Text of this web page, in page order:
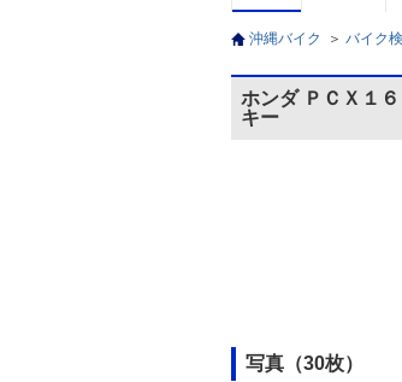
沖縄バイク ＞ バイク
ホンダ ＰＣＸ１
キー
写真（30枚）